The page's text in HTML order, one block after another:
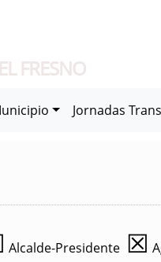
FRESNO
Jornadas
Alcalde-Presidente ☒